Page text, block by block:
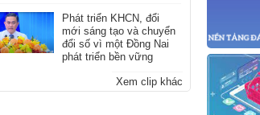
Phát triển KHCN, đổi
mới sáng tạo và chuyển
đổi số vì một Đồng Nai
phát triển bền vững
Xem clip khác